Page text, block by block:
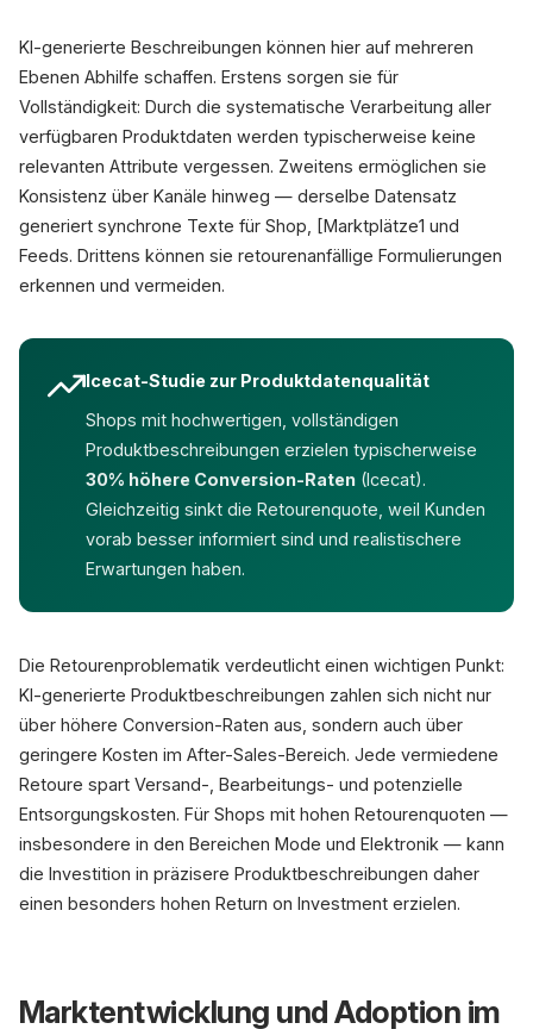
KI-generierte Beschreibungen können hier auf mehreren
Ebenen Abhilfe schaffen. Erstens sorgen sie für
Vollständigkeit: Durch die systematische Verarbeitung aller
verfügbaren Produktdaten werden typischerweise keine
relevanten Attribute vergessen. Zweitens ermöglichen sie
Konsistenz über Kanäle hinweg — derselbe Datensatz
generiert synchrone Texte für Shop, [Marktplätze1 und
Feeds. Drittens können sie retourenanfällige Formulierungen
erkennen und vermeiden.
Icecat-Studie zur Produktdatenqualität
Shops mit hochwertigen, vollständigen
Produktbeschreibungen erzielen typischerweise
30% höhere Conversion-Raten (Icecat).
Gleichzeitig sinkt die Retourenquote, weil Kunden
vorab besser informiert sind und realistischere
Erwartungen haben.
Die Retourenproblematik verdeutlicht einen wichtigen Punkt:
KI-generierte Produktbeschreibungen zahlen sich nicht nur
über höhere Conversion-Raten aus, sondern auch über
geringere Kosten im After-Sales-Bereich. Jede vermiedene
Retoure spart Versand-, Bearbeitungs- und potenzielle
Entsorgungskosten. Für Shops mit hohen Retourenquoten —
insbesondere in den Bereichen Mode und Elektronik — kann
die Investition in präzisere Produktbeschreibungen daher
einen besonders hohen Return on Investment erzielen.
Marktentwicklung und Adoption im